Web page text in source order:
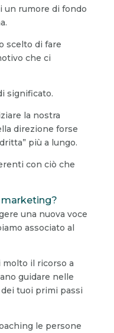
un rumore di fondo
scelto di fare
che ci
significato.
la nostra
direzione forse
più a lungo.
con ciò che
marketing?
una nuova voce
associato al
il ricorso a
guidare nelle
tuoi primi passi
le persone